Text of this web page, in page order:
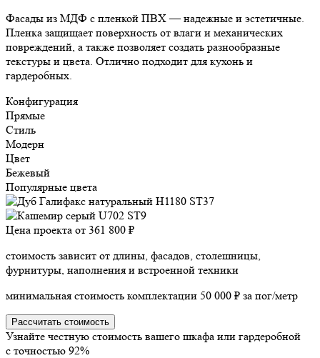
Фасады из МДФ с пленкой ПВХ — надежные и эстетичные.
Пленка защищает поверхность от влаги и механических
повреждений, а также позволяет создать разнообразные
текстуры и цвета. Отлично подходит для кухонь и
гардеробных.
Конфигурация
Прямые
Стиль
Модерн
Цвет
Бежевый
Популярные цвета
Цена проекта от 361 800 ₽
стоимость зависит от длины, фасадов, столешницы,
фурнитуры, наполнения и встроенной техники
минимальная стоимость комплектации 50 000 ₽ за пог/метр
Рассчитать стоимость
Узнайте честную стоимость вашего шкафа или гардеробной
с точностью 92%